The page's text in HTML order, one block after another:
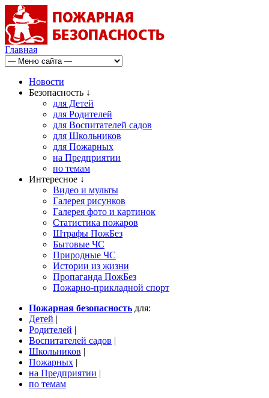
Главная
Новости
Безопасность ↓
для Детей
для Родителей
для Воспитателей садов
для Школьников
для Пожарных
на Предприятии
по темам
Интересное ↓
Видео и мульты
Галерея рисунков
Галерея фото и картинок
Статистика пожаров
Штрафы ПожБез
Бытовые ЧС
Природные ЧС
Истории из жизни
Пропаганда ПожБез
Пожарно-прикладной спорт
Пожарная безопасность для:
Детей |
Родителей |
Воспитателей садов |
Школьников |
Пожарных |
на Предприятии |
по темам